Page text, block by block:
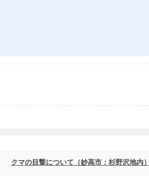
クマの目撃について（妙高市：杉野沢地内）